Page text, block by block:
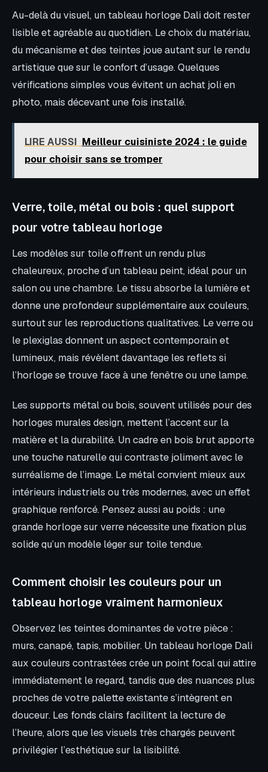
Au-delà du visuel, un tableau horloge Dali doit rester
lisible et agréable au quotidien. Le choix du matériau,
du mécanisme et des teintes joue autant sur le rendu
artistique que sur le confort d’usage. Quelques
vérifications simples vous évitent un achat joli en
photo, mais décevant une fois installé.
LIRE AUSSI Meilleur cuisiniste 2024 : le guide
pour choisir sans se tromper
Verre, toile, métal ou bois : quel support
pour votre tableau horloge
Les modèles sur toile offrent un rendu plus
chaleureux, proche d’un tableau peint, idéal pour un
salon ou une chambre. Le tissu absorbe la lumière et
donne une profondeur supplémentaire aux couleurs,
surtout sur les reproductions qualitatives. Le verre ou
le plexiglas donnent un aspect contemporain et
lumineux, mais révèlent davantage les reflets si
l’horloge se trouve face à une fenêtre ou une lampe.
Les supports métal ou bois, souvent utilisés pour des
horloges murales design, mettent l’accent sur la
matière et la durabilité. Un cadre en bois brut apporte
une touche naturelle qui contraste joliment avec le
surréalisme de l’image. Le métal convient mieux aux
intérieurs industriels ou très modernes, avec un effet
graphique renforcé. Pensez aussi au poids : une
grande horloge sur verre nécessite une fixation plus
solide qu’un modèle léger sur toile tendue.
Comment choisir les couleurs pour un
tableau horloge vraiment harmonieux
Observez les teintes dominantes de votre pièce :
murs, canapé, tapis, mobilier. Un tableau horloge Dali
aux couleurs contrastées crée un point focal qui attire
immédiatement le regard, tandis que des nuances plus
proches de votre palette existante s’intègrent en
douceur. Les fonds clairs facilitent la lecture de
l’heure, alors que les visuels très chargés peuvent
privilégier l’esthétique sur la lisibilité.